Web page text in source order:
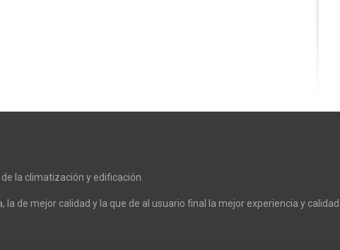
la climatización y edificación.
de mejor calidad y la que de al usuario final la mejor experiencia y calidad